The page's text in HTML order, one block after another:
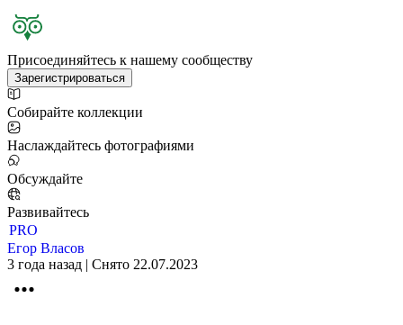
Присоединяйтесь к нашему сообществу
Зарегистрироваться
Собирайте коллекции
Наслаждайтесь фотографиями
Обсуждайте
Развивайтесь
PRO
Егор Власов
3 года назад | Снято 22.07.2023